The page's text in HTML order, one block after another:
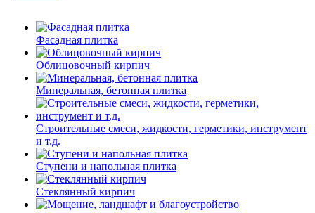
Фасадная плитка
Облицовочный кирпич
Минеральная, бетонная плитка
Строительные смеси, жидкости, герметики, инструмент
и т.д.
Ступени и напольная плитка
Cтеклянный кирпич